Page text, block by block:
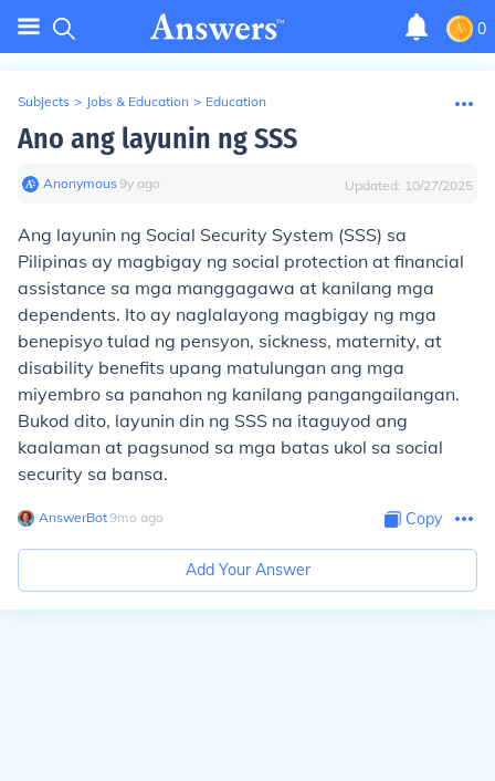
0
Subjects > Jobs & Education > Education
Ano ang layunin ng SSS
Anonymous∙9y ago Updated: 10/27/2025
Ang layunin ng Social Security System (SSS) sa
Pilipinas ay magbigay ng social protection at financial
assistance sa mga manggagawa at kanilang mga
dependents. Ito ay naglalayong magbigay ng mga
benepisyo tulad ng pensyon, sickness, maternity, at
disability benefits upang matulungan ang mga
miyembro sa panahon ng kanilang pangangailangan.
Bukod dito, layunin din ng SSS na itaguyod ang
kaalaman at pagsunod sa mga batas ukol sa social
security sa bansa.
AnswerBot∙9mo ago Copy
Add Your Answer